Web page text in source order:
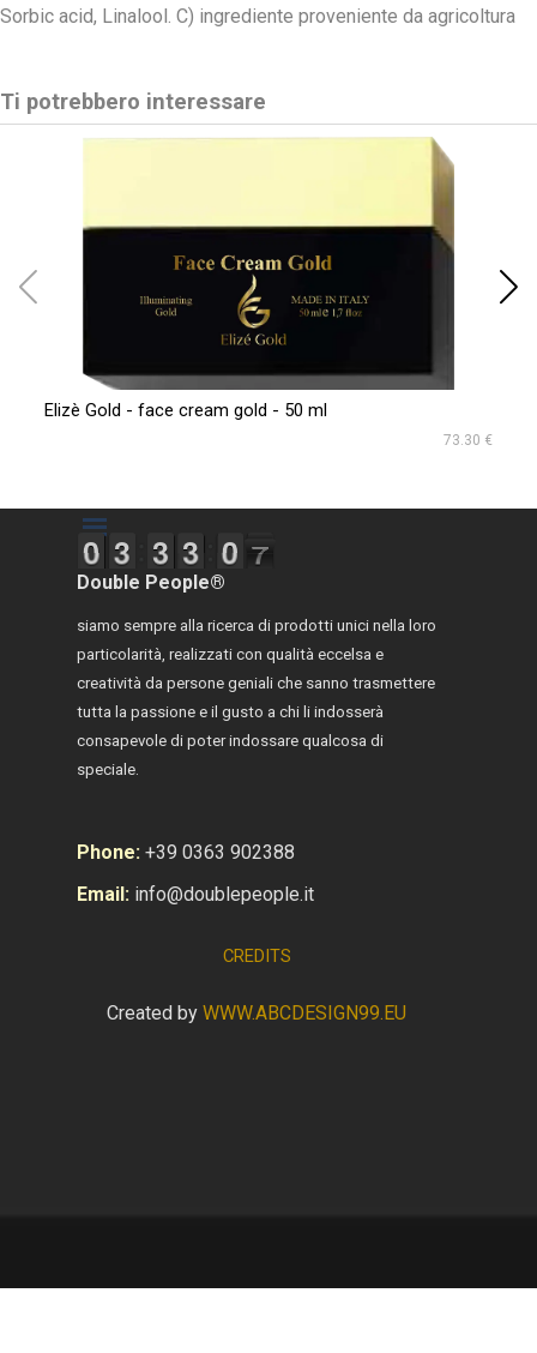
Sorbic acid, Linalool. C) ingrediente proveniente da agricoltura
Ti potrebbero interessare
Elizè Gold - face cream gold - 50 ml
73.30 €
Double People®
siamo sempre alla ricerca di prodotti unici nella loro
particolarità, realizzati con qualità eccelsa e
creatività da persone geniali che sanno trasmettere
tutta la passione e il gusto a chi li indosserà
consapevole di poter indossare qualcosa di
speciale.
Phone: +39 0363 902388
Email: info@doublepeople.it
9
9
0
0 2
2
3
3 2
2
3
3 2
3
3 5
0
0 7
8
CREDITS
Created by WWW.ABCDESIGN99.EU